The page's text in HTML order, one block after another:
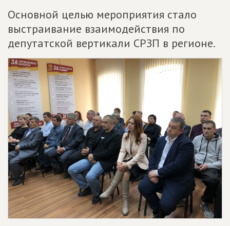
Основной целью мероприятия стало
выстраивание взаимодействия по
депутатской вертикали СРЗП в регионе.